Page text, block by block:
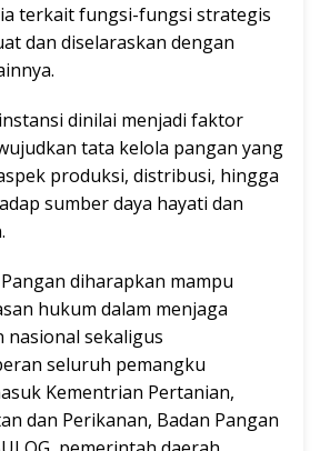
terkait fungsi-fungsi strategis
dan diselaraskan dengan
dinilai menjadi faktor
tata kelola pangan yang
produksi, distribusi, hingga
sumber daya hayati dan
diharapkan mampu
hukum dalam menjaga
nasional sekaligus
seluruh pemangku
Kementrian Pertanian,
dan Perikanan, Badan Pangan